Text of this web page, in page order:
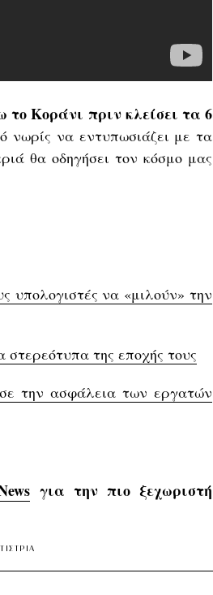
το Κοράνι πριν κλείσει τα 6
νωρίς να εντυπωσιάζει με τα
θα οδηγήσει τον κόσμο μας
υπολογιστές να «μιλούν» την
της εποχής τους
την ασφάλεια των εργατών
για την πιο ξεχωριστή